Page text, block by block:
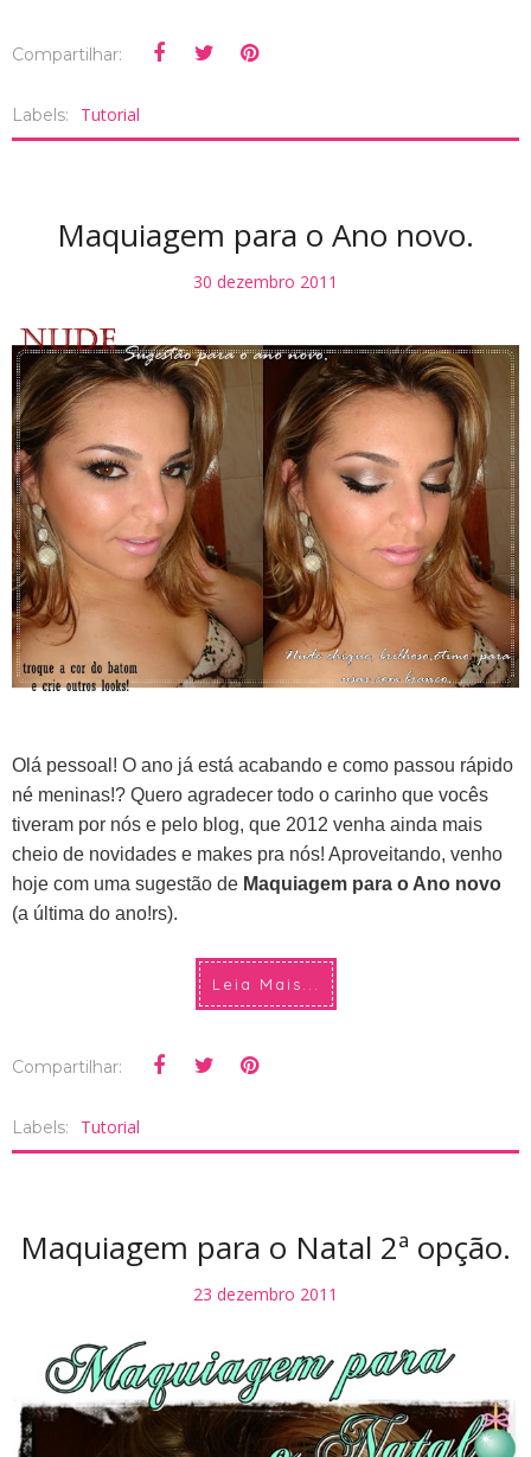
Compartilhar:
Labels: Tutorial
Maquiagem para o Ano novo.
30 dezembro 2011
Olá pessoal! O ano já está acabando e como passou rápido
né meninas!? Quero agradecer todo o carinho que vocês
tiveram por nós e pelo blog, que 2012 venha ainda mais
cheio de novidades e makes pra nós! Aproveitando, venho
hoje com uma sugestão de Maquiagem para o Ano novo
(a última do ano!rs).
Leia Mais...
Compartilhar:
Labels: Tutorial
Maquiagem para o Natal 2ª opção.
23 dezembro 2011